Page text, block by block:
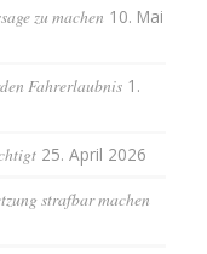
zu machen 10. Mai
Fahrerlaubnis 1.
25. April 2026
strafbar machen